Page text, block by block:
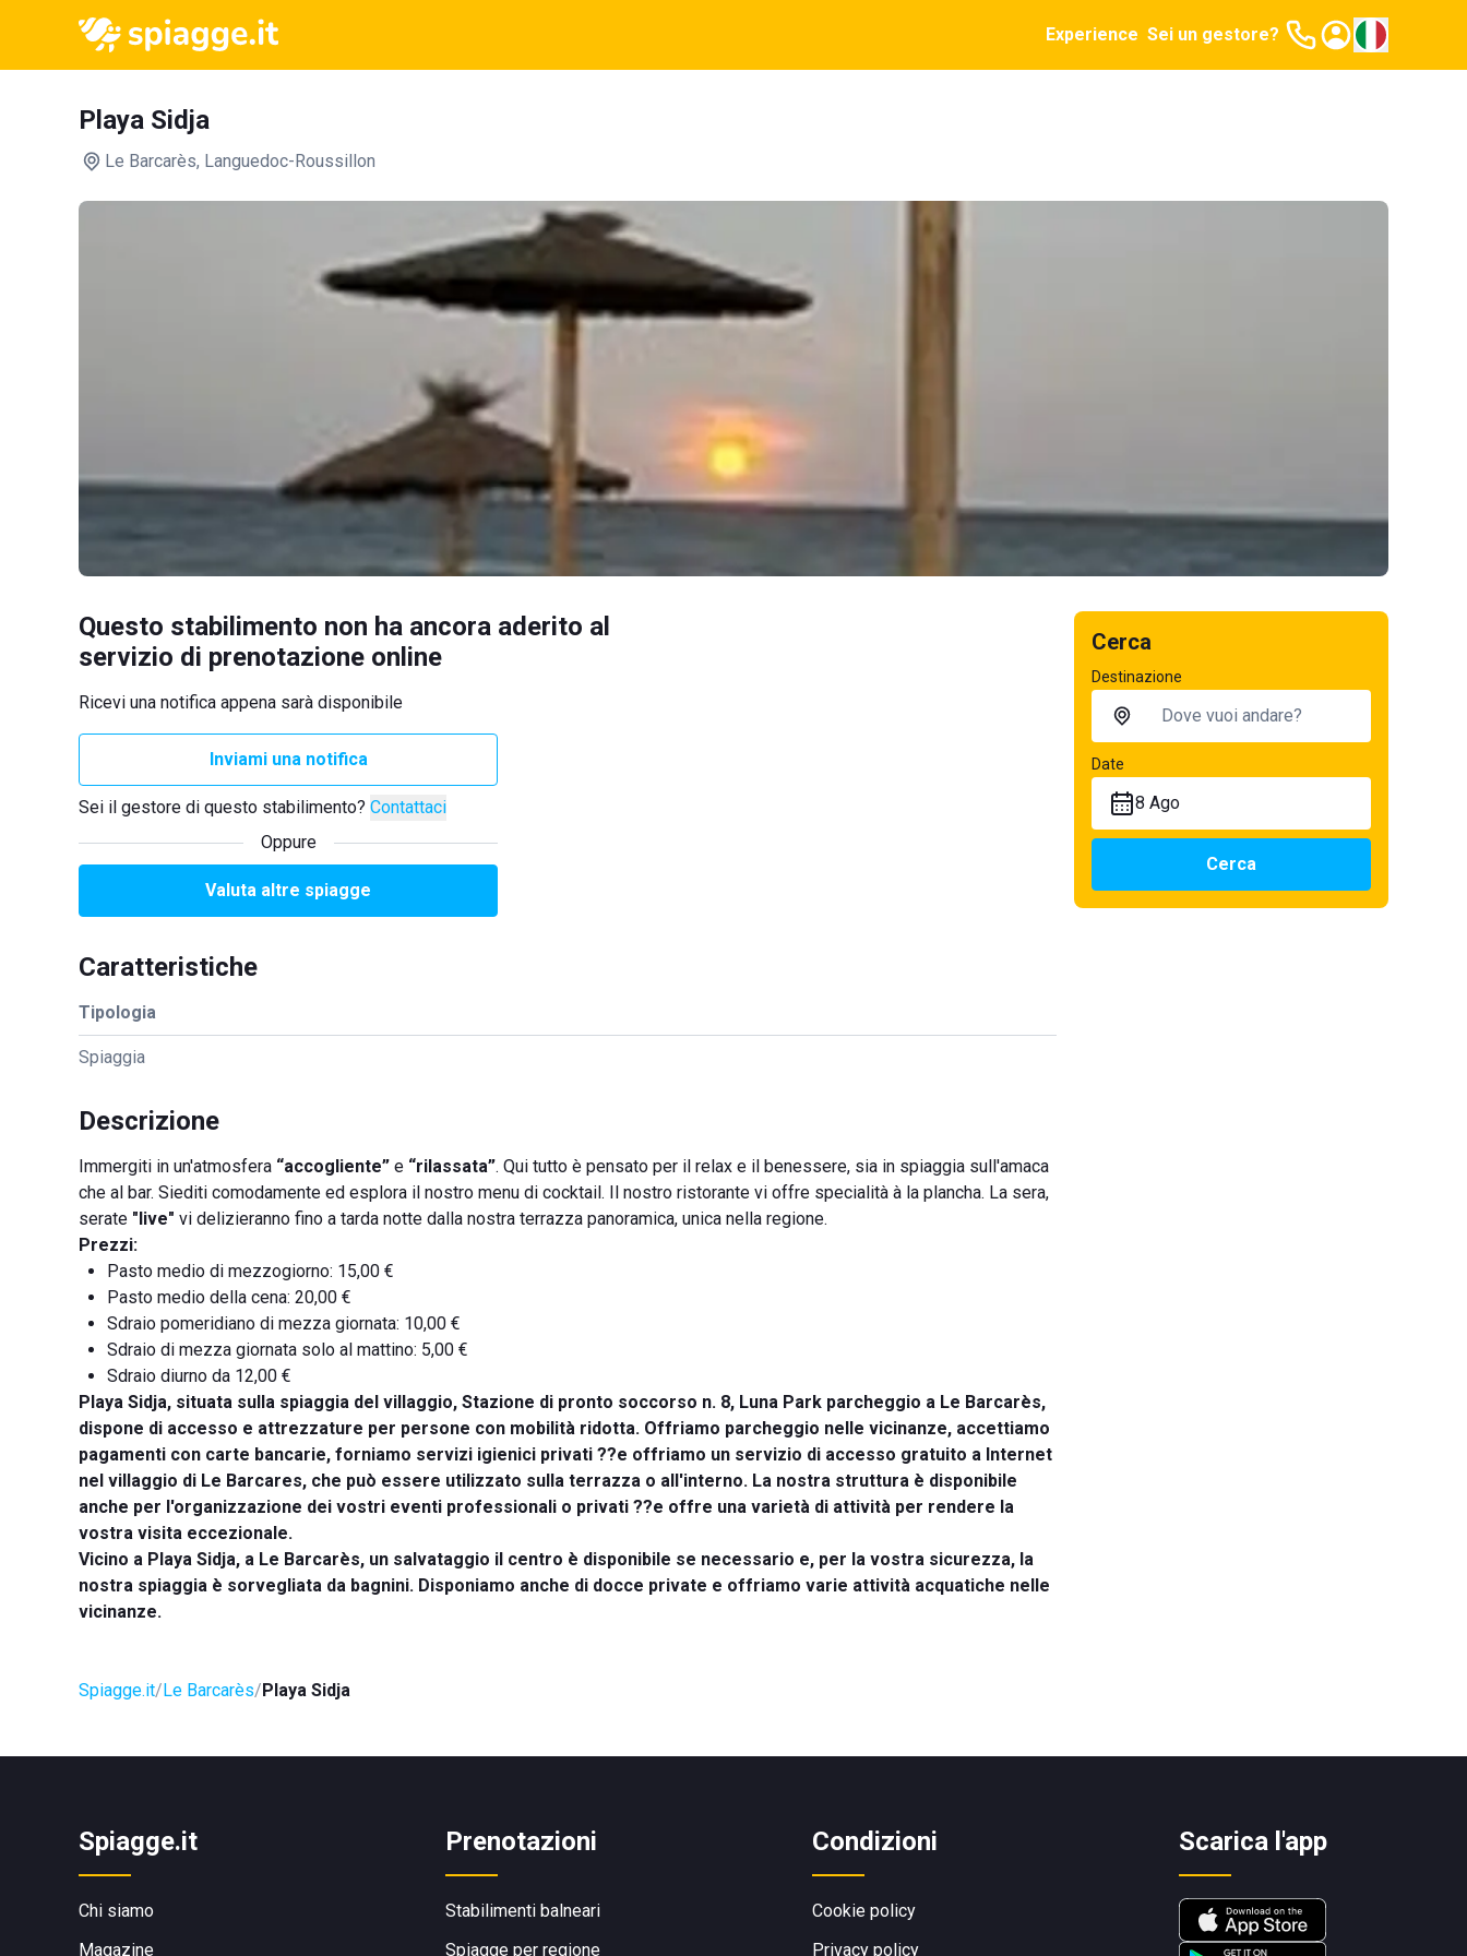
Experience Sei un gestore?
Playa Sidja
Le Barcarès, Languedoc-Roussillon
Questo stabilimento non ha ancora aderito al
servizio di prenotazione online
Ricevi una notifica appena sarà disponibile
Inviami una notifica
Sei il gestore di questo stabilimento? Contattaci
Oppure
Valuta altre spiagge
Caratteristiche
Tipologia
Spiaggia
Descrizione
Immergiti in un'atmosfera “accogliente” e “rilassata”. Qui tutto è pensato per il relax e il benessere, sia in spiaggia sull'amaca
che al bar. Siediti comodamente ed esplora il nostro menu di cocktail. Il nostro ristorante vi offre specialità à la plancha. La sera,
serate "live" vi delizieranno fino a tarda notte dalla nostra terrazza panoramica, unica nella regione.
Prezzi:
Pasto medio di mezzogiorno: 15,00 €
Pasto medio della cena: 20,00 €
Sdraio pomeridiano di mezza giornata: 10,00 €
Sdraio di mezza giornata solo al mattino: 5,00 €
Sdraio diurno da 12,00 €
Playa Sidja, situata sulla spiaggia del villaggio, Stazione di pronto soccorso n. 8, Luna Park parcheggio a Le Barcarès,
dispone di accesso e attrezzature per persone con mobilità ridotta. Offriamo parcheggio nelle vicinanze, accettiamo
pagamenti con carte bancarie, forniamo servizi igienici privati ??e offriamo un servizio di accesso gratuito a Internet
nel villaggio di Le Barcares, che può essere utilizzato sulla terrazza o all'interno. La nostra struttura è disponibile
anche per l'organizzazione dei vostri eventi professionali o privati ??e offre una varietà di attività per rendere la
vostra visita eccezionale.
Vicino a Playa Sidja, a Le Barcarès, un salvataggio il centro è disponibile se necessario e, per la vostra sicurezza, la
nostra spiaggia è sorvegliata da bagnini. Disponiamo anche di docce private e offriamo varie attività acquatiche nelle
vicinanze.
Spiagge.it Le Barcarès Playa Sidja
Cerca
Destinazione
Date
8 Ago
Cerca
Spiagge.it
Chi siamo
Magazine
Prenotazioni
Stabilimenti balneari
Spiagge per regione
Condizioni
Cookie policy
Privacy policy
Scarica l'app